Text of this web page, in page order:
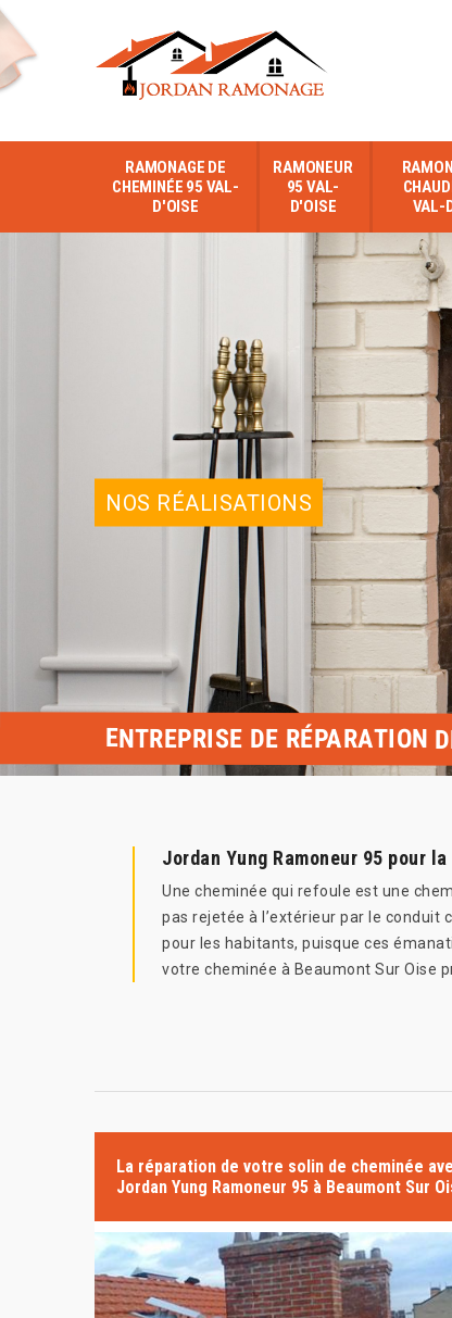
RAMONAGE DE
CHEMINÉE 95 VAL-
D'OISE
RAMONEUR
95 VAL-
D'OISE
VAL-
NOS RÉALISATIONS
ENTREPRISE DE RÉPARATION
Jordan Yung Ramoneur 95 pour
Une cheminée qui refoule est une
pas rejetée à l’extérieur par le
pour les habitants, puisque ces
votre cheminée à Beaumont Sur Oise
La réparation de votre solin de cheminée
Jordan Yung Ramoneur 95 à Beaumont Sur